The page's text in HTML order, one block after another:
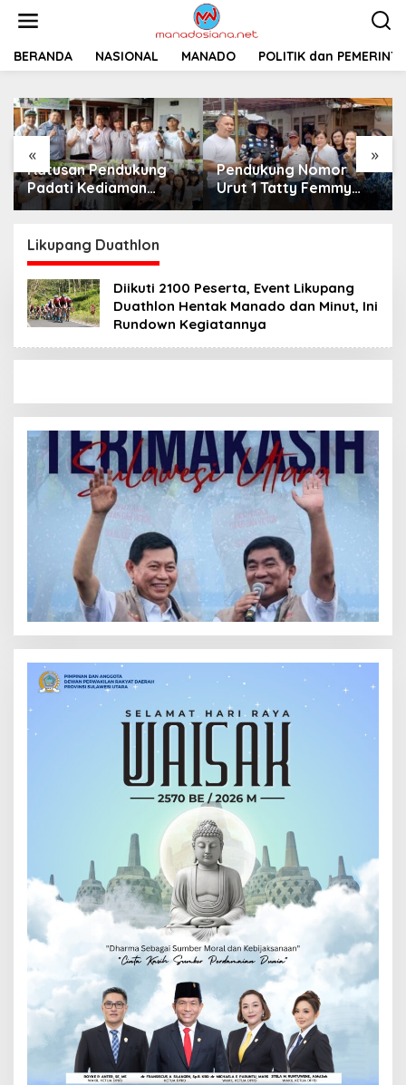
t
BERANDA NASIONAL MANADO POLITIK dan
« »
Ratusan Pendukung
Padati Kediaman
Cristy Toar Nomor
Dukungan Penuh
Kepada Calon Hukum
Tua Walantakan
Pendukung Nomor
Urut 1 Tatty Femmy
Pangkey Berikan
Likupang Duathlon
Diikuti 2100 Peserta, Event Likupang
Duathlon Hentak Manado dan Minut, Ini
Rundown Kegiatannya